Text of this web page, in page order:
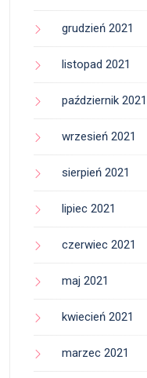
grudzień 2021
listopad 2021
październik 2021
wrzesień 2021
sierpień 2021
lipiec 2021
czerwiec 2021
maj 2021
kwiecień 2021
marzec 2021